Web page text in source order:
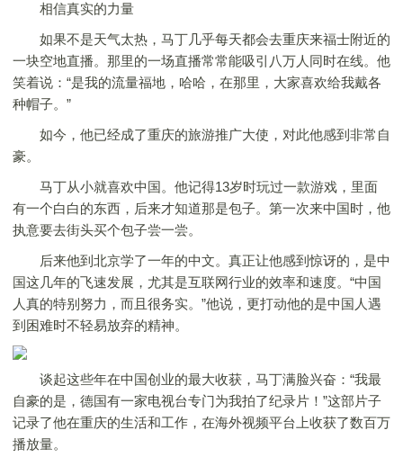
相信真实的力量
如果不是天气太热，马丁几乎每天都会去重庆来福士附近的
一块空地直播。那里的一场直播常常能吸引八万人同时在线。他
笑着说：“是我的流量福地，哈哈，在那里，大家喜欢给我戴各
种帽子。”
如今，他已经成了重庆的旅游推广大使，对此他感到非常自
豪。
马丁从小就喜欢中国。他记得13岁时玩过一款游戏，里面
有一个白白的东西，后来才知道那是包子。第一次来中国时，他
执意要去街头买个包子尝一尝。
后来他到北京学了一年的中文。真正让他感到惊讶的，是中
国这几年的飞速发展，尤其是互联网行业的效率和速度。“中国
人真的特别努力，而且很务实。”他说，更打动他的是中国人遇
到困难时不轻易放弃的精神。
谈起这些年在中国创业的最大收获，马丁满脸兴奋：“我最
自豪的是，德国有一家电视台专门为我拍了纪录片！”这部片子
记录了他在重庆的生活和工作，在海外视频平台上收获了数百万
播放量。